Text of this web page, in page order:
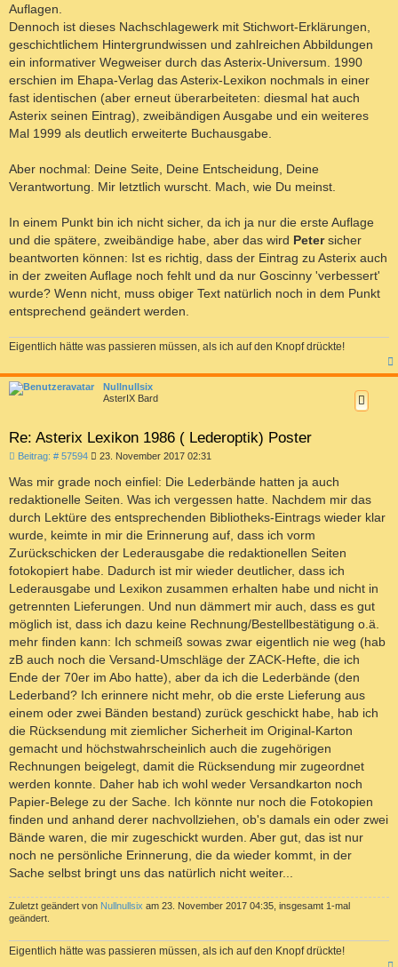
Auflagen.
Dennoch ist dieses Nachschlagewerk mit Stichwort-Erklärungen,
geschichtlichem Hintergrundwissen und zahlreichen Abbildungen
ein informativer Wegweiser durch das Asterix-Universum. 1990
erschien im Ehapa-Verlag das Asterix-Lexikon nochmals in einer
fast identischen (aber erneut überarbeiteten: diesmal hat auch
Asterix seinen Eintrag), zweibändigen Ausgabe und ein weiteres
Mal 1999 als deutlich erweiterte Buchausgabe.
Aber nochmal: Deine Seite, Deine Entscheidung, Deine
Verantwortung. Mir letztlich wurscht. Mach, wie Du meinst.
In einem Punkt bin ich nicht sicher, da ich ja nur die erste Auflage
und die spätere, zweibändige habe, aber das wird Petersicher
beantworten können: Ist es richtig, dass der Eintrag zu Asterix auch
in der zweiten Auflage noch fehlt und da nur Goscinny 'verbessert'
wurde? Wenn nicht, muss obiger Text natürlich noch in dem Punkt
entsprechend geändert werden.
Eigentlich hätte was passieren müssen, als ich auf den Knopf drückte!
a
Nullnullsix
AsterIX Bard
Re: Asterix Lexikon 1986 ( Lederoptik) Poster
Beitrag: # 57594B
i
t
r
g
23. November 2017 02:31
Was mir grade noch einfiel: Die Lederbände hatten ja auch
redaktionelle Seiten. Was ich vergessen hatte. Nachdem mir das
durch Lektüre des entsprechenden Bibliotheks-Eintrags wieder klar
wurde, keimte in mir die Erinnerung auf, dass ich vorm
Zurückschicken der Lederausgabe die redaktionellen Seiten
fotokopiert habe. Dadurch ist mir wieder deutlicher, dass ich
Lederausgabe und Lexikon zusammen erhalten habe und nicht in
getrennten Lieferungen. Und nun dämmert mir auch, dass es gut
möglich ist, dass ich dazu keine Rechnung/Bestellbestätigung o.ä.
mehr finden kann: Ich schmeiß sowas zwar eigentlich nie weg (hab
zB auch noch die Versand-Umschläge der ZACK-Hefte, die ich
Ende der 70er im Abo hatte), aber da ich die Lederbände (den
Lederband? Ich erinnere nicht mehr, ob die erste Lieferung aus
einem oder zwei Bänden bestand) zurück geschickt habe, hab ich
die Rücksendung mit ziemlicher Sicherheit im Original-Karton
gemacht und höchstwahrscheinlich auch die zugehörigen
Rechnungen beigelegt, damit die Rücksendung mir zugeordnet
werden konnte. Daher hab ich wohl weder Versandkarton noch
Papier-Belege zu der Sache. Ich könnte nur noch die Fotokopien
finden und anhand derer nachvollziehen, ob's damals ein oder zwei
Bände waren, die mir zugeschickt wurden. Aber gut, das ist nur
noch ne persönliche Erinnerung, die da wieder kommt, in der
Sache selbst bringt uns das natürlich nicht weiter...
Zuletzt geändert von Nullnullsix am 23. November 2017 04:35, insgesamt 1-mal
geändert.
Eigentlich hätte was passieren müssen, als ich auf den Knopf drückte!